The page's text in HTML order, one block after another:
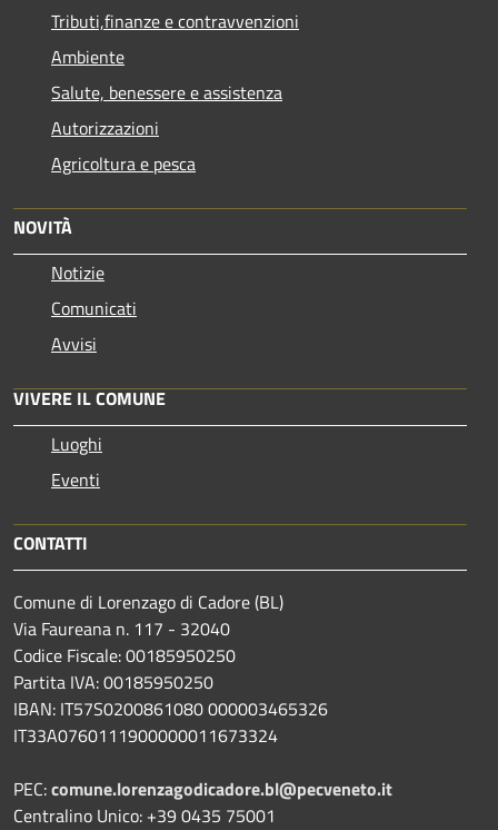
Tributi,finanze e contravvenzioni
Ambiente
Salute, benessere e assistenza
Autorizzazioni
Agricoltura e pesca
NOVITÀ
Notizie
Comunicati
Avvisi
VIVERE IL COMUNE
Luoghi
Eventi
CONTATTI
Comune di Lorenzago di Cadore (BL)
Via Faureana n. 117 - 32040
Codice Fiscale: 00185950250
Partita IVA: 00185950250
IBAN: IT57S0200861080 000003465326
IT33A0760111900000011673324
PEC:comune.lorenzagodicadore.bl@pecveneto.it
Centralino Unico: +39 0435 75001